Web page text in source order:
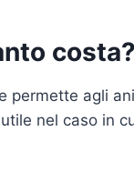
costa?
permette agli
nel caso in